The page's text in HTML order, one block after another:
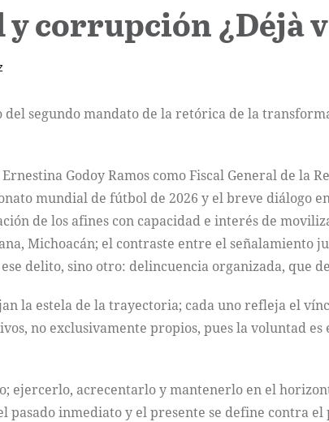
corrupción ¿Déjà
del segundo mandato de la retórica de la
Godoy Ramos como Fiscal General de la
mundial de fútbol de 2026 y el breve diálogo
de los afines con capacidad e interés de
Michoacán; el contraste entre el
delito, sino otro: delincuencia organizada, que
la estela de la trayectoria; cada uno refleja el
no exclusivamente propios, pues la voluntad
ejercerlo, acrecentarlo y mantenerlo en el
pasado inmediato y el presente se define contra